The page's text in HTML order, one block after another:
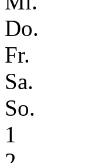
Do.
Fr.
Sa.
So.
1